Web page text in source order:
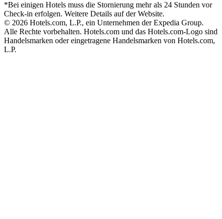
*Bei einigen Hotels muss die Stornierung mehr als 24 Stunden vor
Check-in erfolgen. Weitere Details auf der Website.
© 2026 Hotels.com, L.P., ein Unternehmen der Expedia Group.
Alle Rechte vorbehalten. Hotels.com und das Hotels.com-Logo sind
Handelsmarken oder eingetragene Handelsmarken von Hotels.com,
L.P.